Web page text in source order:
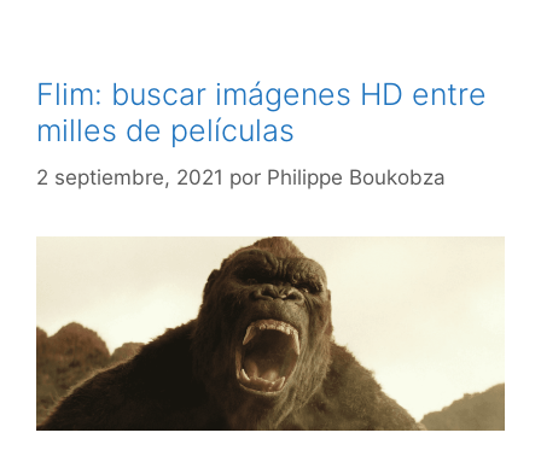
Flim: buscar imágenes HD entre
milles de películas
2 septiembre, 2021 por Philippe Boukobza